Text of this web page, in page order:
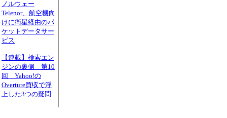
ノルウェー
Telenor、航空機向
けに衛星経由のパ
ケットデータサー
ビス
【連載】検索エン
ジンの裏側 第10
回 Yahoo!の
Overture買収で浮
上した3つの疑問